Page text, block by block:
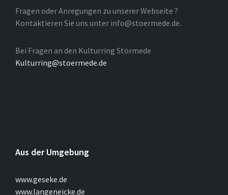
Fragen oder Anregungen zu unserer Webseite ?
Kontaktieren Sie uns unter info@stoermede.de.
Bei Fragen an den Kulturring Störmede
Kulturring@stoermede.de
Aus der Umgebung
www.geseke.de
www.langeneicke.de